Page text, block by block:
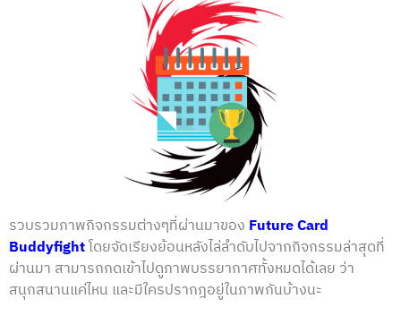
รวบรวมภาพกิจกรรมต่างๆที่ผ่านมาของ Future Card
Buddyfightโดยจัดเรียงย้อนหลังไล่ลำดับไปจากกิจกรรมล่าสุดที่
ผ่านมา สามารถกดเข้าไปดูภาพบรรยากาศทั้งหมดได้เลย ว่า
สนุกสนานแค่ไหน และมีใครปรากฎอยู่ในภาพกันบ้างนะ